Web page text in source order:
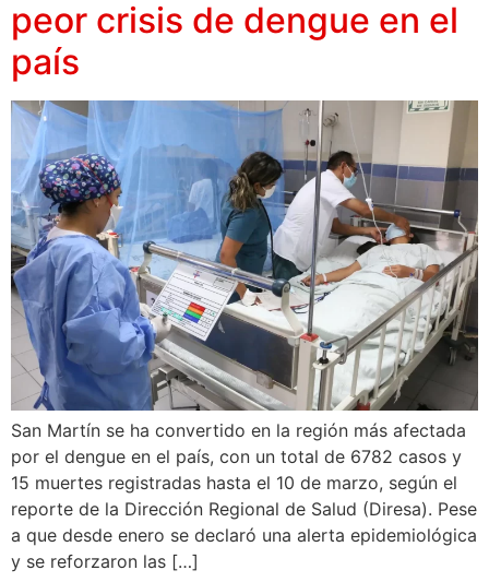
peor crisis de dengue en el
país
San Martín se ha convertido en la región más afectada
por el dengue en el país, con un total de 6782 casos y
15 muertes registradas hasta el 10 de marzo, según el
reporte de la Dirección Regional de Salud (Diresa). Pese
a que desde enero se declaró una alerta epidemiológica
y se reforzaron las […]